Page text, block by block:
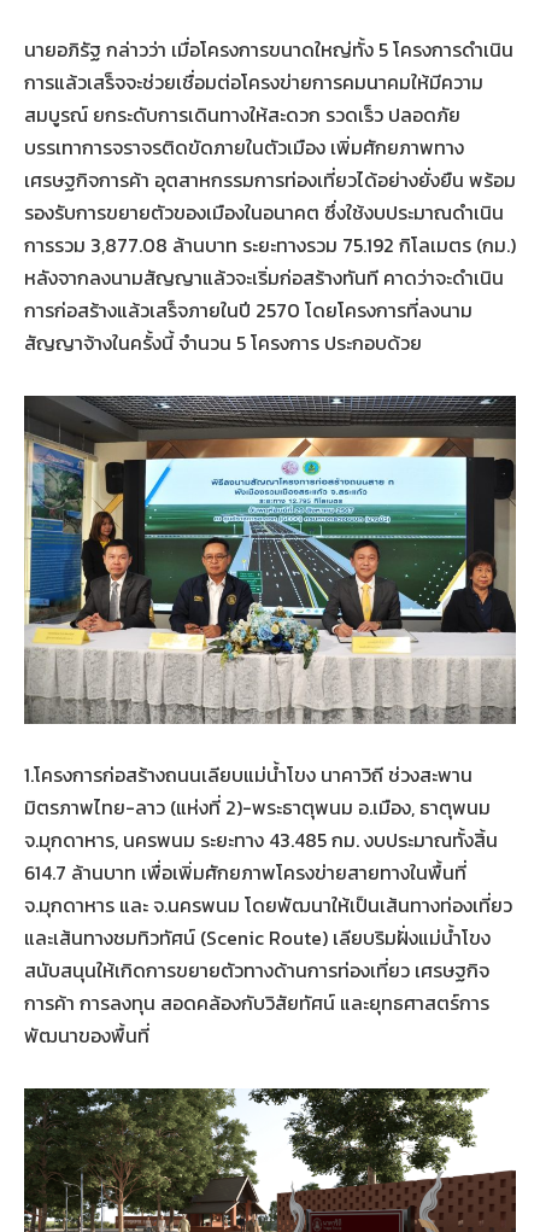
นายอภิรัฐ กล่าวว่า เมื่อโครงการขนาดใหญ่ทั้ง 5 โครงการดำเนิน
การแล้วเสร็จจะช่วยเชื่อมต่อโครงข่ายการคมนาคมให้มีความ
สมบูรณ์ ยกระดับการเดินทางให้สะดวก รวดเร็ว ปลอดภัย
บรรเทาการจราจรติดขัดภายในตัวเมือง เพิ่มศักยภาพทาง
เศรษฐกิจการค้า อุตสาหกรรมการท่องเที่ยวได้อย่างยั่งยืน พร้อม
รองรับการขยายตัวของเมืองในอนาคต ซึ่งใช้งบประมาณดำเนิน
การรวม 3,877.08 ล้านบาท ระยะทางรวม 75.192 กิโลเมตร (กม.)
หลังจากลงนามสัญญาแล้วจะเริ่มก่อสร้างทันที คาดว่าจะดำเนิน
การก่อสร้างแล้วเสร็จภายในปี 2570 โดยโครงการที่ลงนาม
สัญญาจ้างในครั้งนี้ จำนวน 5 โครงการ ประกอบด้วย
1.โครงการก่อสร้างถนนเลียบแม่น้ำโขง นาคาวิถี ช่วงสะพาน
มิตรภาพไทย-ลาว (แห่งที่ 2)-พระธาตุพนม อ.เมือง, ธาตุพนม
จ.มุกดาหาร, นครพนม ระยะทาง 43.485 กม. งบประมาณทั้งสิ้น
614.7 ล้านบาท เพื่อเพิ่มศักยภาพโครงข่ายสายทางในพื้นที่
จ.มุกดาหาร และ จ.นครพนม โดยพัฒนาให้เป็นเส้นทางท่องเที่ยว
และเส้นทางชมทิวทัศน์ (Scenic Route) เลียบริมฝั่งแม่น้ำโขง
สนับสนุนให้เกิดการขยายตัวทางด้านการท่องเที่ยว เศรษฐกิจ
การค้า การลงทุน สอดคล้องกับวิสัยทัศน์ และยุทธศาสตร์การ
พัฒนาของพื้นที่